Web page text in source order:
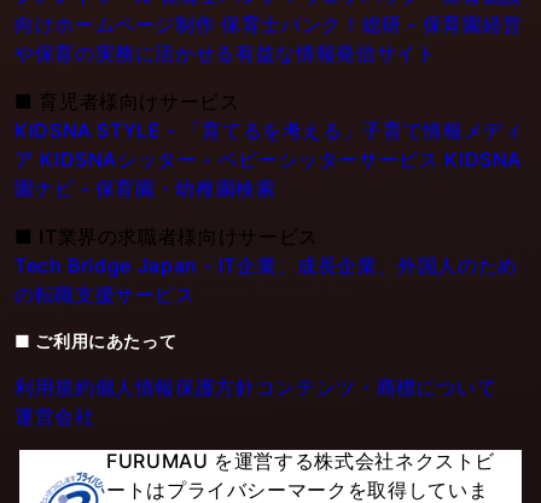
向けホームページ制作 保育士バンク！総研 - 保育園経営
や保育の実務に活かせる有益な情報発信サイト
■ 育児者様向けサービス
KIDSNA STYLE - 「育てるを考える」子育て情報メディ
ア KIDSNAシッター - ベビーシッターサービス KIDSNA
園ナビ - 保育園・幼稚園検索
■ IT業界の求職者様向けサービス
Tech Bridge Japan - IT企業、成長企業、外国人のため
の転職支援サービス
■ ご利用にあたって
利用規約個人情報保護方針コンテンツ・商標について
運営会社
FURUMAU を運営する株式会社ネクストビ
ートはプライバシーマークを取得していま